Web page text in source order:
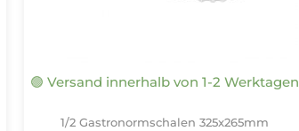
werden🟢 Versand innerhalb von 1-2 Werktagen
1/2 Gastronormschalen 325x265mm